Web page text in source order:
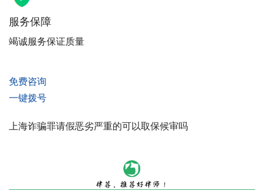
服务保障
竭诚服务保证质量
免费咨询
一键拨号
上海诈骗罪请假恶劣严重的可以取保候审吗